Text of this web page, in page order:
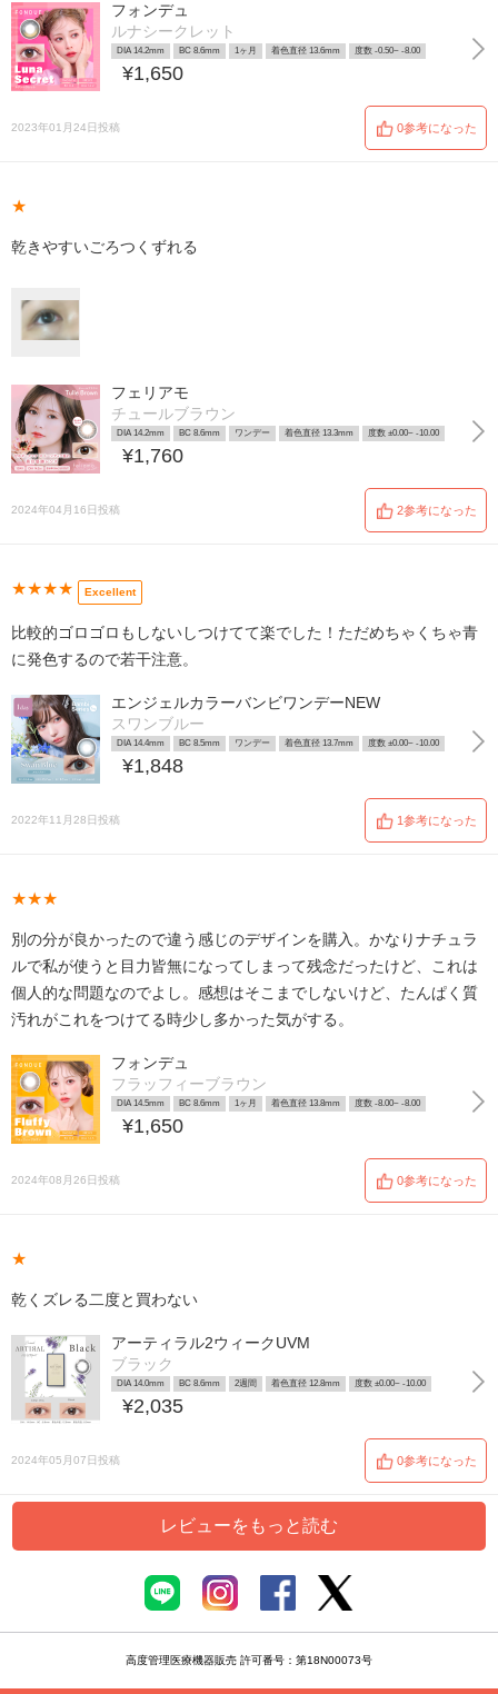
フォンデュ
ルナシークレット
DIA 14.2mm BC 8.6mm 1ヶ月 着色直径 13.6mm 度数 -0.50~ -8.00
¥1,650
2023年01月24日投稿 0参考になった
★
乾きやすいごろつくずれる
フェリアモ
チュールブラウン
DIA 14.2mm BC 8.6mm ワンデー 着色直径 13.3mm 度数 ±0.00~ -10.00
¥1,760
2024年04月16日投稿 2参考になった
★★★★ Excellent
比較的ゴロゴロもしないしつけてて楽でした！ただめちゃくちゃ青
に発色するので若干注意。
エンジェルカラーバンビワンデーNEW
スワンブルー
DIA 14.4mm BC 8.5mm ワンデー 着色直径 13.7mm 度数 ±0.00~ -10.00
¥1,848
2022年11月28日投稿 1参考になった
★★★
別の分が良かったので違う感じのデザインを購入。かなりナチュラ
ルで私が使うと目力皆無になってしまって残念だったけど、これは
個人的な問題なのでよし。感想はそこまでしないけど、たんぱく質
汚れがこれをつけてる時少し多かった気がする。
フォンデュ
フラッフィーブラウン
DIA 14.5mm BC 8.6mm 1ヶ月 着色直径 13.8mm 度数 -8.00~ -8.00
¥1,650
2024年08月26日投稿 0参考になった
★
乾くズレる二度と買わない
アーティラル2ウィークUVM
ブラック
DIA 14.0mm BC 8.6mm 2週間 着色直径 12.8mm 度数 ±0.00~ -10.00
¥2,035
2024年05月07日投稿 0参考になった
レビューをもっと読む
高度管理医療機器販売 許可番号：第18N00073号